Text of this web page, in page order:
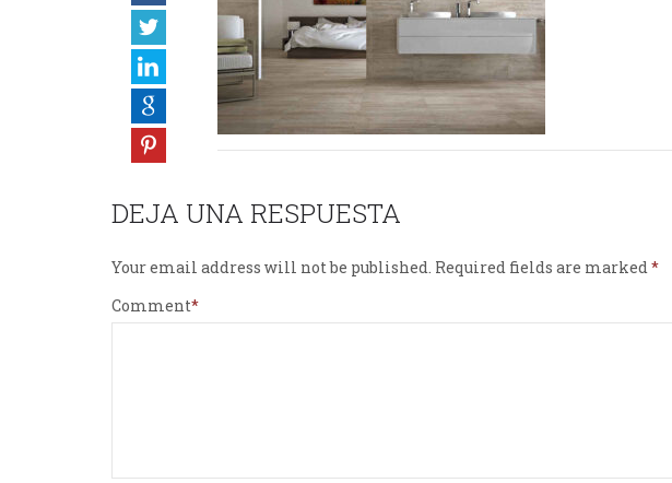
DEJA UNA RESPUESTA
Your email address will not be published. Required fields are marked
Comment